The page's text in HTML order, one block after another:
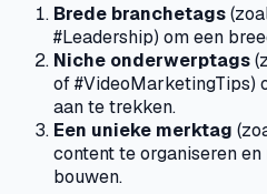
Brede branchetags
#Leadership) om een
Niche onderwerptags
of #VideoMarketingTips)
aan te trekken.
Een unieke merktag
content te organiseren
bouwen.